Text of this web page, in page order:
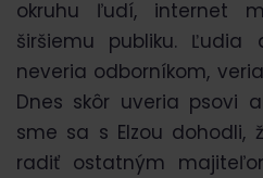
okruhu ľudí, internet
širšiemu publiku.
neveria odborníkom,
Dnes skôr uveria psovi
sme sa s Elzou dohodli,
radiť ostatným